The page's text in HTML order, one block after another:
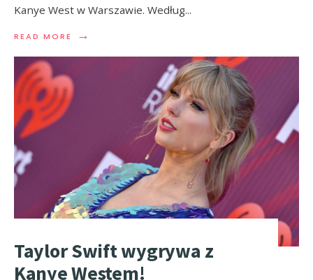
Kanye West w Warszawie. Według...
READ MORE →
Taylor Swift wygrywa z
Kanye Westem!